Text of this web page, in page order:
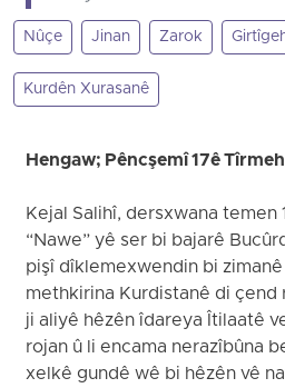
Nûçe Jinan Zarok
Kurdên Xurasanê
Hengaw; Pêncşemî 17ê
Kejal Salihî, dersxwana temen
“Nawe” yê ser bi bajarê
pişî dîklemexwendin bi
methkirina Kurdistanê di çend
ji aliyê hêzên îdareya Îtilaatê
rojan û li encama nerazîbûna
xelkê gundê wê bi hêzên vê